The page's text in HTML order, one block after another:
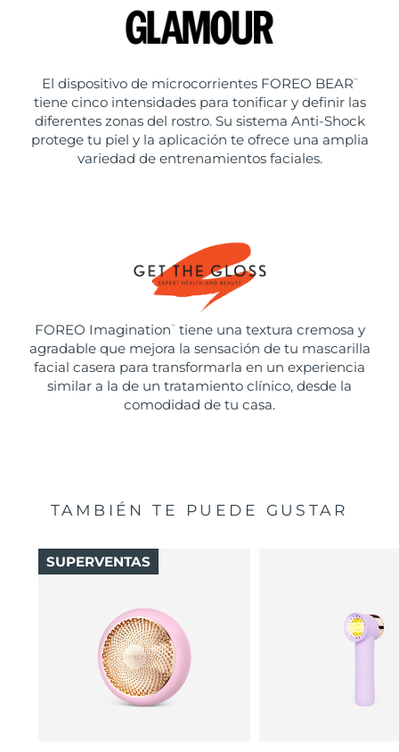
El dispositivo de microcorrientes FOREO BEAR ™
tiene cinco intensidades para tonificar y definir las
diferentes zonas del rostro. Su sistema Anti-Shock
protege tu piel y la aplicación te ofrece una amplia
variedad de entrenamientos faciales.
FOREO Imagination ™
tiene una textura cremosa y
agradable que mejora la sensación de tu mascarilla
facial casera para transformarla en un experiencia
similar a la de un tratamiento clínico, desde la
comodidad de tu casa.
TAMBIÉN TE PUEDE GUSTAR
SUPERVENTAS